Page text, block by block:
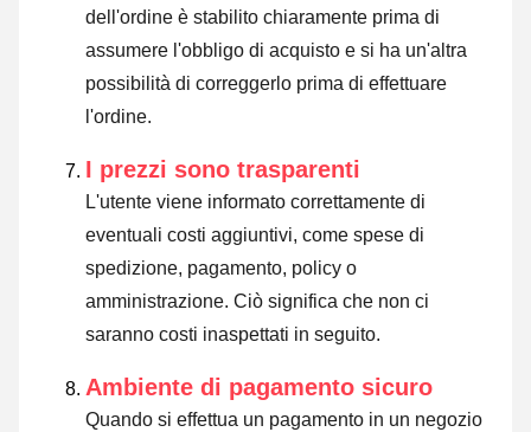
dell'ordine è stabilito chiaramente prima di
assumere l'obbligo di acquisto e si ha un'altra
possibilità di correggerlo prima di effettuare
l'ordine.
I prezzi sono trasparenti
L'utente viene informato correttamente di
eventuali costi aggiuntivi, come spese di
spedizione, pagamento, policy o
amministrazione. Ciò significa che non ci
saranno costi inaspettati in seguito.
Ambiente di pagamento sicuro
Quando si effettua un pagamento in un negozio